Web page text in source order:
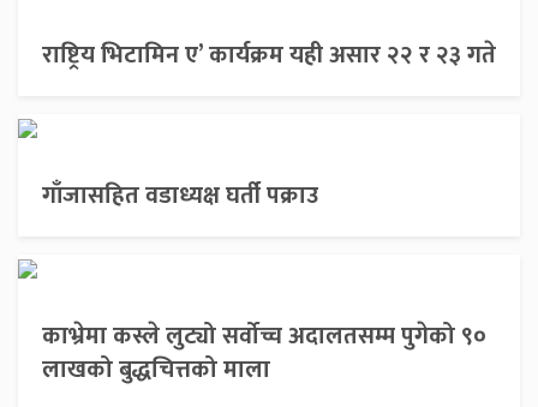
राष्ट्रिय भिटामिन ए’ कार्यक्रम यही असार २२ र २३ गते
गाँजासहित वडाध्यक्ष घर्ती पक्राउ
काभ्रेमा कस्ले लुट्यो सर्वोच्च अदालतसम्म पुगेको ९०
लाखको बुद्धचित्तको माला